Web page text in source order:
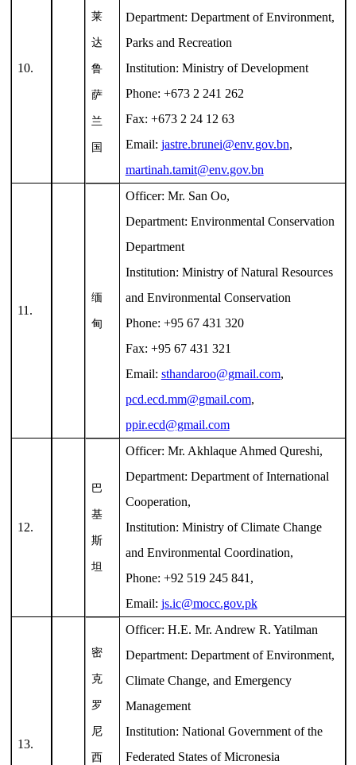
10.
莱
达
鲁
萨
兰
国
Department: Department of Environment,
Parks and Recreation
Institution: Ministry of Development
Phone: +673 2 241 262
Fax: +673 2 24 12 63
Email: jastre.brunei@env.gov.bn,
martinah.tamit@env.gov.bn
11.
缅
甸
Officer: Mr. San Oo,
Department: Environmental Conservation
Department
Institution: Ministry of Natural Resources
and Environmental Conservation
Phone: +95 67 431 320
Fax: +95 67 431 321
Email: sthandaroo@gmail.com,
pcd.ecd.mm@gmail.com,
ppir.ecd@gmail.com
12.
巴
基
斯
坦
Officer: Mr. Akhlaque Ahmed Qureshi,
Department: Department of International
Cooperation,
Institution: Ministry of Climate Change
and Environmental Coordination,
Phone: +92 519 245 841,
Email: js.ic@mocc.gov.pk
13.
密
克
罗
尼
西
Officer: H.E. Mr. Andrew R. Yatilman
Department: Department of Environment,
Climate Change, and Emergency
Management
Institution: National Government of the
Federated States of Micronesia